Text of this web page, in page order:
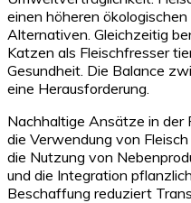
einen höheren
Alternativen. Gleichzeitig
Katzen als Fleischfresser
Gesundheit. Die Balance
eine Herausforderung.
Nachhaltige Ansätze in der
die Verwendung von
die Nutzung von
und die Integration
Beschaffung reduziert